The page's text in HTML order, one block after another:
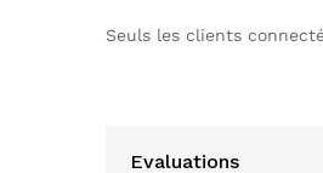
Seuls les clients
Evaluations